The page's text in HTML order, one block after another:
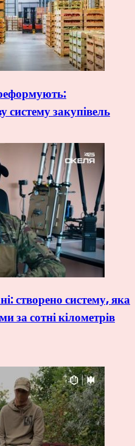
систему закупівель
створено систему, яка
за сотні кілометрів